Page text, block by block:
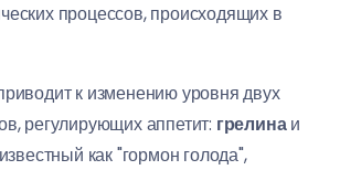
процессов, происходящих в
к изменению уровня двух
регулирующих аппетит: грелинаи
как "гормон голода",